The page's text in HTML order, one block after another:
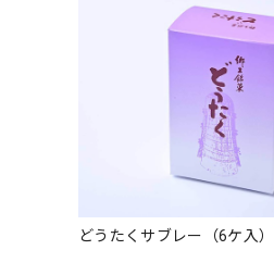
どうたくサブレー（6ケ入）